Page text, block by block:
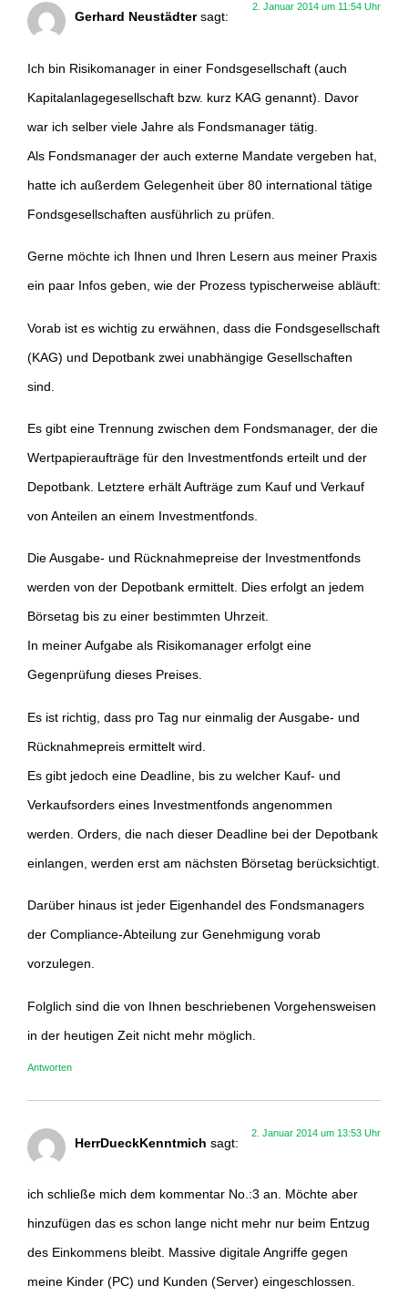
Gerhard Neustädter sagt:
2. Januar 2014 um 11:54 Uhr
Ich bin Risikomanager in einer Fondsgesellschaft (auch
Kapitalanlagegesellschaft bzw. kurz KAG genannt). Davor
war ich selber viele Jahre als Fondsmanager tätig.
Als Fondsmanager der auch externe Mandate vergeben hat,
hatte ich außerdem Gelegenheit über 80 international tätige
Fondsgesellschaften ausführlich zu prüfen.
Gerne möchte ich Ihnen und Ihren Lesern aus meiner Praxis
ein paar Infos geben, wie der Prozess typischerweise abläuft:
Vorab ist es wichtig zu erwähnen, dass die Fondsgesellschaft
(KAG) und Depotbank zwei unabhängige Gesellschaften
sind.
Es gibt eine Trennung zwischen dem Fondsmanager, der die
Wertpapieraufträge für den Investmentfonds erteilt und der
Depotbank. Letztere erhält Aufträge zum Kauf und Verkauf
von Anteilen an einem Investmentfonds.
Die Ausgabe- und Rücknahmepreise der Investmentfonds
werden von der Depotbank ermittelt. Dies erfolgt an jedem
Börsetag bis zu einer bestimmten Uhrzeit.
In meiner Aufgabe als Risikomanager erfolgt eine
Gegenprüfung dieses Preises.
Es ist richtig, dass pro Tag nur einmalig der Ausgabe- und
Rücknahmepreis ermittelt wird.
Es gibt jedoch eine Deadline, bis zu welcher Kauf- und
Verkaufsorders eines Investmentfonds angenommen
werden. Orders, die nach dieser Deadline bei der Depotbank
einlangen, werden erst am nächsten Börsetag berücksichtigt.
Darüber hinaus ist jeder Eigenhandel des Fondsmanagers
der Compliance-Abteilung zur Genehmigung vorab
vorzulegen.
Folglich sind die von Ihnen beschriebenen Vorgehensweisen
in der heutigen Zeit nicht mehr möglich.
Antworten
HerrDueckKenntmich sagt:
2. Januar 2014 um 13:53 Uhr
ich schließe mich dem kommentar No.:3 an. Möchte aber
hinzufügen das es schon lange nicht mehr nur beim Entzug
des Einkommens bleibt. Massive digitale Angriffe gegen
meine Kinder (PC) und Kunden (Server) eingeschlossen.